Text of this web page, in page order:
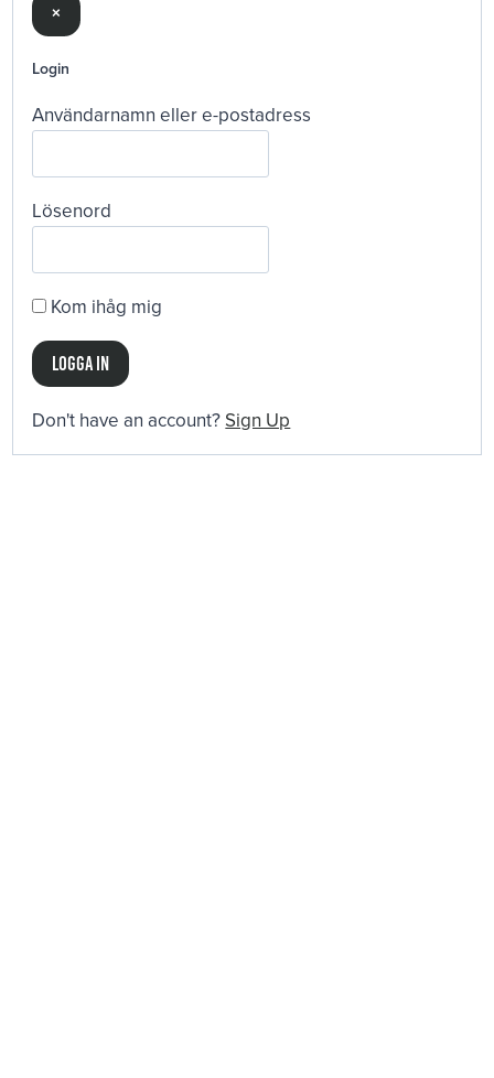
×
Login
Användarnamn eller e-postadress
Lösenord
Kom ihåg mig
Don't have an account? Sign Up